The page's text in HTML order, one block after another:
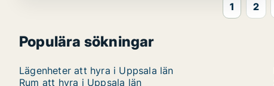
1 2
Populära sökningar
Lägenheter att hyra i Uppsala län
Rum att hyra i Uppsala län